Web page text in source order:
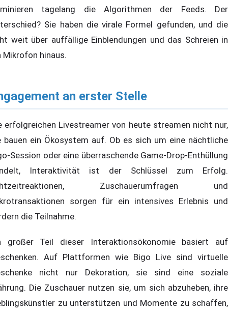
tagelang die Algorithmen der Feeds. Der
Sie haben die virale Formel gefunden, und die
weit über auffällige Einblendungen und das Schreien in
Mikrofon hinaus.
an erster Stelle
erfolgreichen Livestreamer von heute streamen nicht nur,
bauen ein Ökosystem auf. Ob es sich um eine nächtliche
Session oder eine überraschende Game-Drop-Enthüllung
Interaktivität ist der Schlüssel zum Erfolg.
Zuschauerumfragen und
sorgen für ein intensives Erlebnis und
die Teilnahme.
großer Teil dieser Interaktionsökonomie basiert auf
Auf Plattformen wie Bigo Live sind virtuelle
nicht nur Dekoration, sie sind eine soziale
Die Zuschauer nutzen sie, um sich abzuheben, ihre
zu unterstützen und Momente zu schaffen,